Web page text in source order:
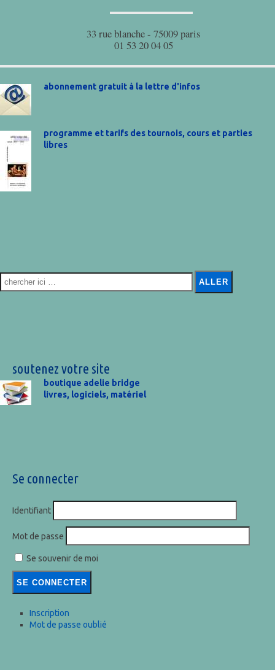
33 rue blanche - 75009 paris
01 53 20 04 05
abonnement gratuit à la lettre d'infos
programme et tarifs des tournois, cours et parties
libres
soutenez votre site
boutique adelie bridge
livres, logiciels, matériel
Se connecter
Identifiant
Mot de passe
Se souvenir de moi
Inscription
Mot de passe oublié